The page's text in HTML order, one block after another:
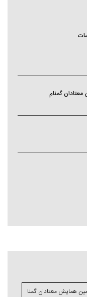
گمنام
همایش معتادان گمنا